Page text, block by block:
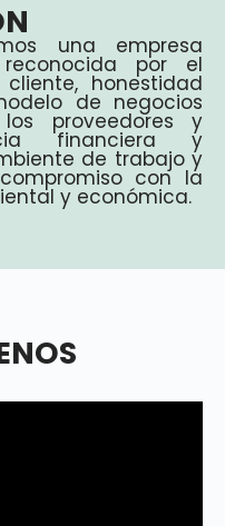
una empresa
por el
honestidad
de negocios
proveedores y
financiera y
de trabajo y
con la
y económica.